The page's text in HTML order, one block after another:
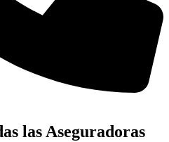
las Aseguradoras